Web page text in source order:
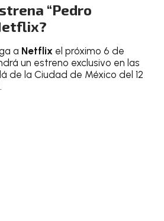
“Pedro
a Netflix el próximo 6 de
un estreno exclusivo en las
de la Ciudad de México del 12